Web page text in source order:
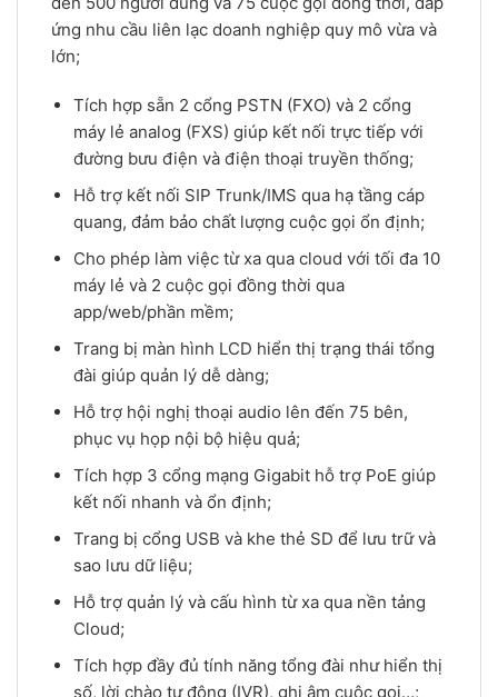
ứng nhu cầu liên lạc doanh nghiệp quy mô vừa và
lớn;
Tích hợp sẵn 2 cổng PSTN (FXO) và 2 cổng
máy lẻ analog (FXS) giúp kết nối trực tiếp với
đường bưu điện và điện thoại truyền thống;
Hỗ trợ kết nối SIP Trunk/IMS qua hạ tầng cáp
quang, đảm bảo chất lượng cuộc gọi ổn định;
Cho phép làm việc từ xa qua cloud với tối đa 10
máy lẻ và 2 cuộc gọi đồng thời qua
app/web/phần mềm;
Trang bị màn hình LCD hiển thị trạng thái tổng
đài giúp quản lý dễ dàng;
Hỗ trợ hội nghị thoại audio lên đến 75 bên,
phục vụ họp nội bộ hiệu quả;
Tích hợp 3 cổng mạng Gigabit hỗ trợ PoE giúp
kết nối nhanh và ổn định;
Trang bị cổng USB và khe thẻ SD để lưu trữ và
sao lưu dữ liệu;
Hỗ trợ quản lý và cấu hình từ xa qua nền tảng
Cloud;
Tích hợp đầy đủ tính năng tổng đài như hiển thị
số, lời chào tự động (IVR), ghi âm cuộc gọi…;